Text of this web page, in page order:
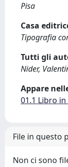
Pisa
Casa
Tipografia
Tutti gli
Nider,
Appare
01.1 Libro
File in questo
Non ci sono